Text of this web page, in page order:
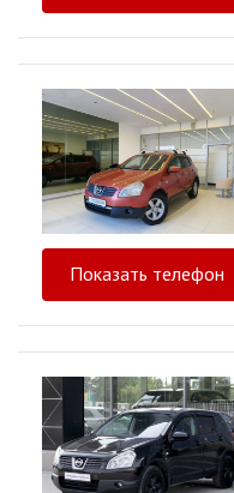
Показать телефон